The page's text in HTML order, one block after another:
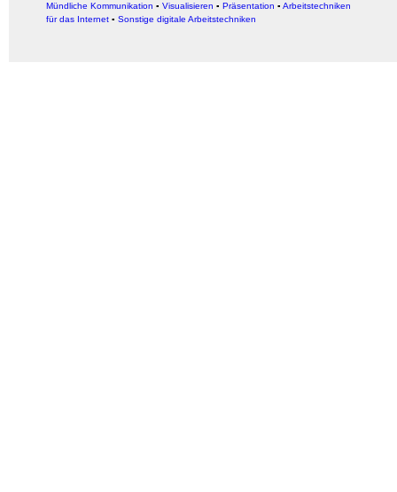
Mündliche Kommunikation ▪ Visualisieren ▪ Präsentation ▪ Arbeitstechniken
für das Internet ▪ Sonstige digitale Arbeitstechniken